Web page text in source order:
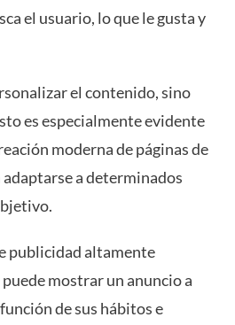
el usuario, lo que le gusta y
el contenido, sino
es especialmente evidente
moderna de páginas de
a determinados
publicidad altamente
mostrar un anuncio a
de sus hábitos e